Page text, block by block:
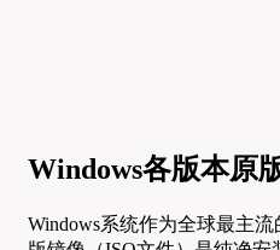
Windows各版本原
Windows系统作为全球最主